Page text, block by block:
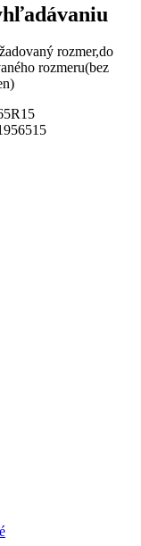
rozmer,do
rozmeru(bez